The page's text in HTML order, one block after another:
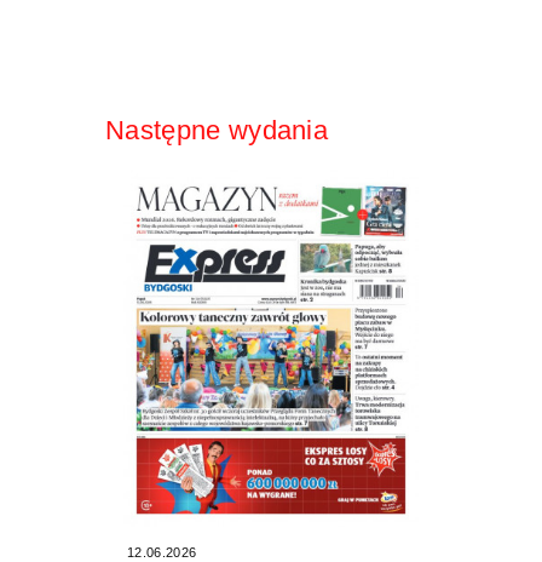
Następne wydania
12.06.2026